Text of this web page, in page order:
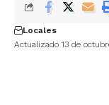
Actualizado 13 de
Locales